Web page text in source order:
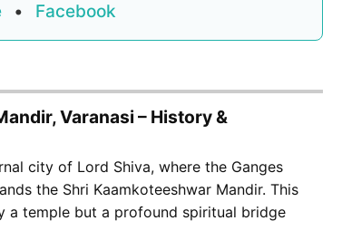
• Facebook
Varanasi – History &
city of Lord Shiva, where the Ganges
the Shri Kaamkoteeshwar Mandir. This
a temple but a profound spiritual bridge